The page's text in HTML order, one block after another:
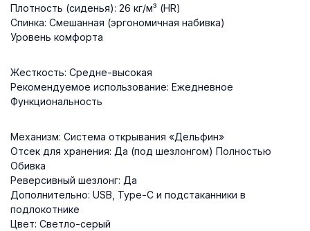
Плотность (сиденья): 26 кг/м³ (HR)
Спинка: Смешанная (эргономичная набивка)
Уровень комфорта
Жесткость: Средне-высокая
Рекомендуемое использование: Ежедневное
Функциональность
Механизм: Система открывания «Дельфин»
Отсек для хранения: Да (под шезлонгом) Полностью
Обивка
Реверсивный шезлонг: Да
Дополнительно: USB, Type-C и подстаканники в
подлокотнике
Цвет: Светло-серый